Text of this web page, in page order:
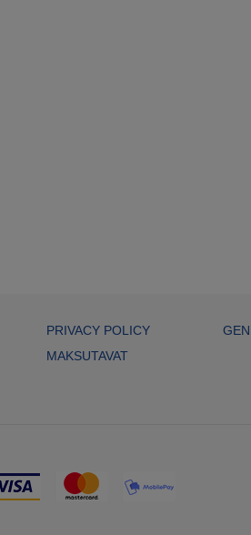
PRIVACY POLICY
MAKSUTAVAT